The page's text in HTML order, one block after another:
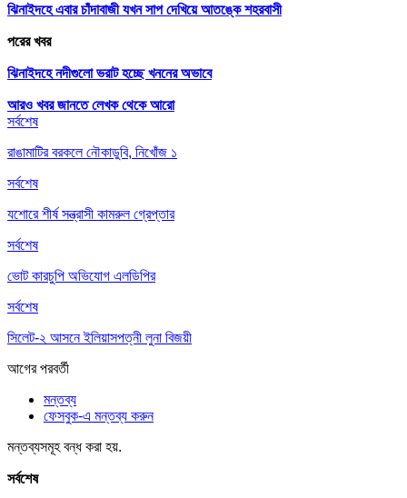
ঝিনাইদহে এবার চাঁদাবাজী যখন সাপ দেখিয়ে আতঙ্কে শহরবাসী
পরের খবর
ঝিনাইদহে নদীগুলো ভরাট হচ্ছে খননের অভাবে
আরও খবর জানতে লেখক থেকে আরো
সর্বশেষ
রাঙামাটির বরকলে নৌকাডুবি, নিখোঁজ ১
সর্বশেষ
যশোরে শীর্ষ সন্ত্রাসী কামরুল গ্রেপ্তার
সর্বশেষ
ভোট কারচুপি অভিযোগ এলডিপির
সর্বশেষ
সিলেট-২ আসনে ইলিয়াসপত্নী লুনা বিজয়ী
আগেরপরবর্তী
মন্তব্য
ফেসবুক-এ মন্তব্য করুন
মন্তব্যসমূহ বন্ধ করা হয়.
সর্বশেষ